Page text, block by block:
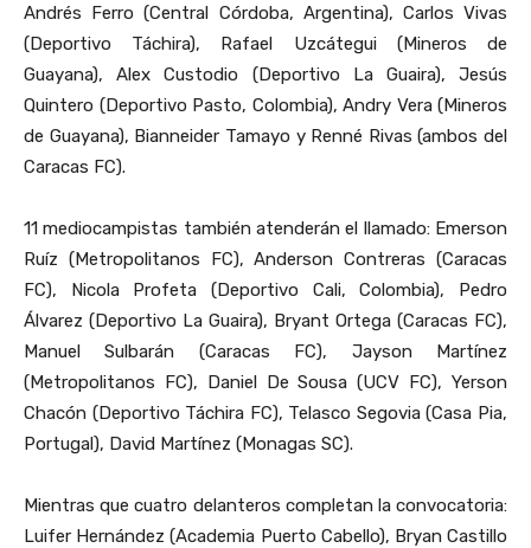
Andrés Ferro (Central Córdoba, Argentina), Carlos Vivas
(Deportivo Táchira), Rafael Uzcátegui (Mineros de
Guayana), Alex Custodio (Deportivo La Guaira), Jesús
Quintero (Deportivo Pasto, Colombia), Andry Vera (Mineros
de Guayana), Bianneider Tamayo y Renné Rivas (ambos del
Caracas FC).
11 mediocampistas también atenderán el llamado: Emerson
Ruíz (Metropolitanos FC), Anderson Contreras (Caracas
FC), Nicola Profeta (Deportivo Cali, Colombia), Pedro
Álvarez (Deportivo La Guaira), Bryant Ortega (Caracas FC),
Manuel Sulbarán (Caracas FC), Jayson Martínez
(Metropolitanos FC), Daniel De Sousa (UCV FC), Yerson
Chacón (Deportivo Táchira FC), Telasco Segovia (Casa Pia,
Portugal), David Martínez (Monagas SC).
Mientras que cuatro delanteros completan la convocatoria:
Luifer Hernández (Academia Puerto Cabello), Bryan Castillo